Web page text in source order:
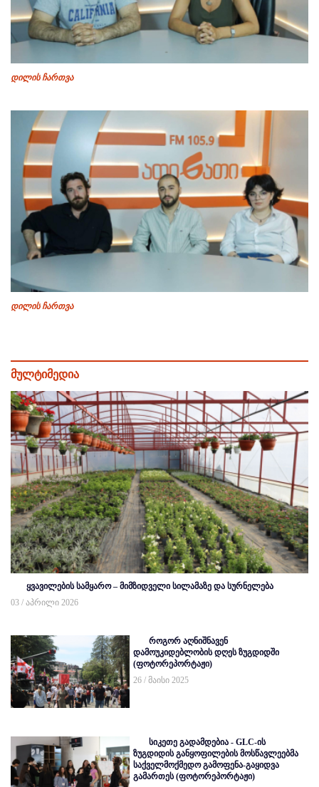
დილის ჩართვა
დილის ჩართვა
მულტიმედია
ყვავილების სამყარო – მიმზიდველი სილამაზე და სურნელება
03 / აპრილი 2026
როგორ აღნიშნავენ
დამოუკიდებლობის დღეს ზუგდიდში
(ფოტორეპორტაჟი)
26 / მაისი 2025
სიკეთე გადამდებია - GLC-ის
ზუგდიდის განყოფილების მოსწავლეებმა
საქველმოქმედო გამოფენა-გაყიდვა
გამართეს (ფოტორეპორტაჟი)